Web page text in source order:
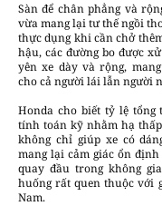
Sàn để chân phẳng và
vừa mang lại tư thế ngồi
thực dụng khi cần chở
hậu, các đường bo được
yên xe dày và rộng,
cho cả người lái lẫn người
Honda cho biết tỷ lệ tổng
tính toán kỹ nhằm hạ
không chỉ giúp xe có
mang lại cảm giác ổn
quay đầu trong không
huống rất quen thuộc với
Nam.